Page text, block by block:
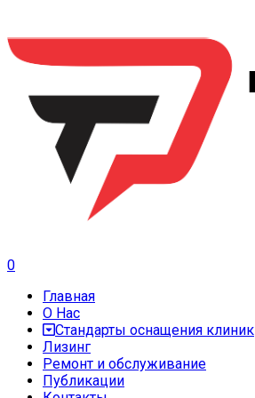
0
Главная
О Нас
Стандарты оснащения клиник
Лизинг
Ремонт и обслуживание
Публикации